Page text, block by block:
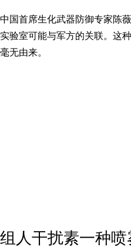
中国首席生化武器防御专家陈
实验室可能与军方的关联。这
毫无由来。
组人干扰素一种